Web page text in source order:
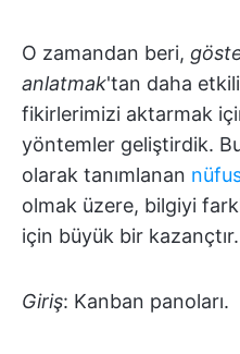
O zamandan beri,
anlatmak'tan daha
fikirlerimizi aktarmak
yöntemler geliştirdik.
olarak tanımlanan
olmak üzere, bilgiyi
için büyük bir kazançtır.
Giriş: Kanban panoları.